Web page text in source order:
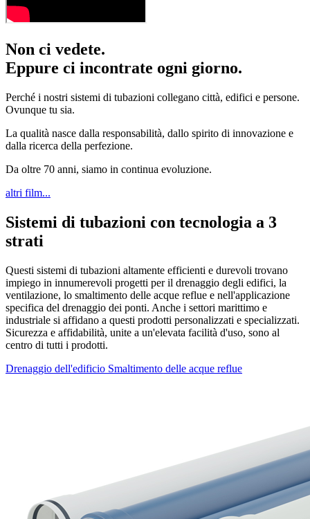
Non ci vedete.
Eppure ci incontrate ogni giorno.
Perché i nostri sistemi di tubazioni collegano città, edifici e persone.
Ovunque tu sia.
La qualità nasce dalla responsabilità, dallo spirito di innovazione e
dalla ricerca della perfezione.
Da oltre 70 anni, siamo in continua evoluzione.
altri film...
Sistemi di tubazioni con tecnologia a 3
strati
Questi sistemi di tubazioni altamente efficienti e durevoli trovano
impiego in innumerevoli progetti per il drenaggio degli edifici, la
ventilazione, lo smaltimento delle acque reflue e nell'applicazione
specifica del drenaggio dei ponti. Anche i settori marittimo e
industriale si affidano a questi prodotti personalizzati e specializzati.
Sicurezza e affidabilità, unite a un'elevata facilità d'uso, sono al
centro di tutti i prodotti.
Drenaggio dell'edificio Smaltimento delle acque reflue